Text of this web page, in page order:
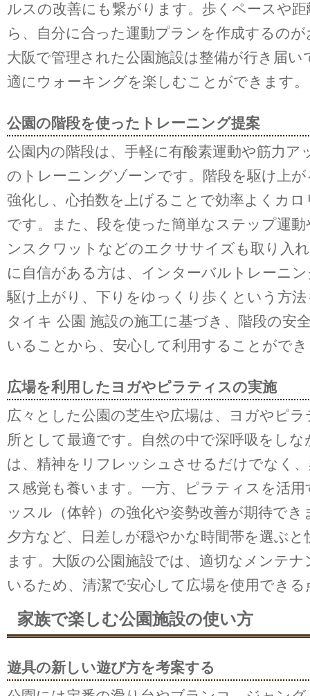
ルスの改善にも繋がります。歩くペースや
ら、自分に合った運動プランを作成するの
大阪で管理された公園施設は整備が行き届い
適にウォーキングを楽しむことができます。
公園の階段を使ったトレーニング提案
公園内の階段は、手軽に有酸素運動や筋力ア
のトレーニングゾーンです。階段を駆け上
強化し、心拍数を上げることで効率よくカロ
です。また、段を使った簡単なステップ運
ンスクワットなどのエクササイズも取り入
に自信がある方は、インターバルトレーニ
駆け上がり、下りをゆっくり歩くという方
タイキ 公園 施設の施工に基づき、階段の安
いることから、安心して利用することがで
広場を利用したヨガやピラティスの実施
広々とした公園の芝生や広場は、ヨガやピ
所として最適です。自然の中で深呼吸をし
は、精神をリフレッシュさせるだけでなく
ス感覚も養います。一方、ピラティスを活
ッスル（体幹）の強化や姿勢改善が期待でき
夕方など、日差しが穏やかな時間帯を選ぶと
ます。大阪の公園施設では、適切なメンテ
いるため、清潔で安心して広場を使用できる
家族で楽しむ公園施設の使い方
遊具の新しい遊び方を考案する